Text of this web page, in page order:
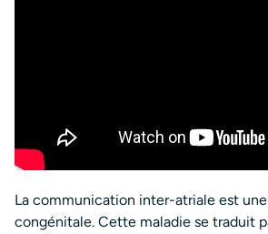
La communication inter-atriale est
congénitale. Cette maladie se traduit